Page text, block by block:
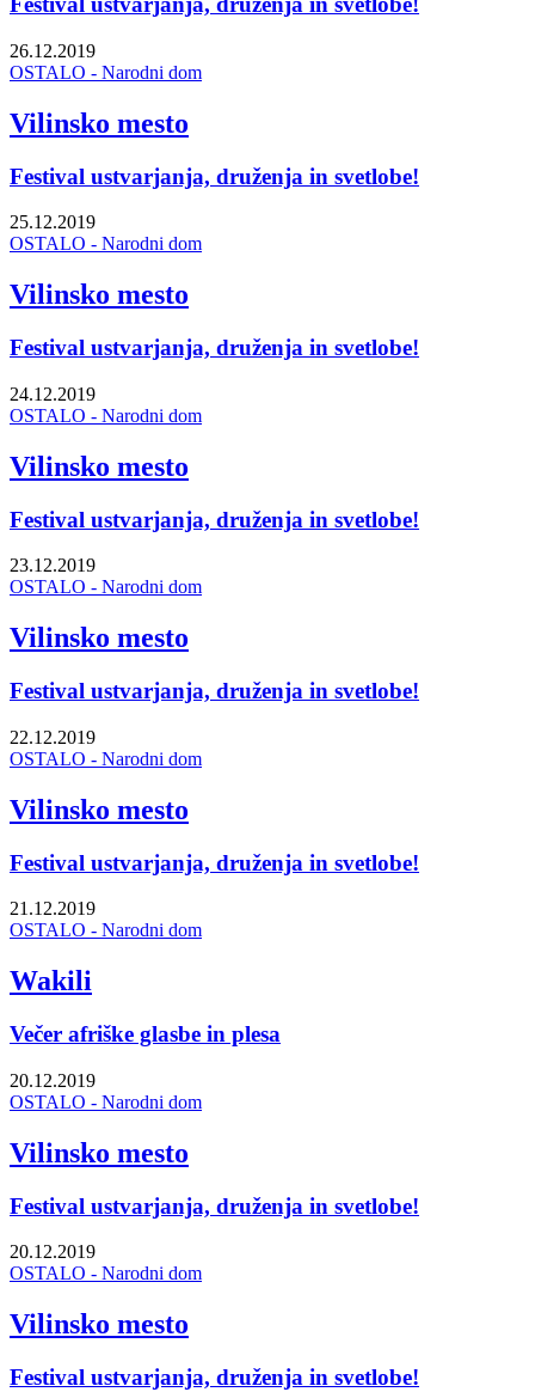
26.12.2019
OSTALO - Narodni dom
Vilinsko mesto
Festival ustvarjanja, druženja in svetlobe!
25.12.2019
OSTALO - Narodni dom
Vilinsko mesto
Festival ustvarjanja, druženja in svetlobe!
24.12.2019
OSTALO - Narodni dom
Vilinsko mesto
Festival ustvarjanja, druženja in svetlobe!
23.12.2019
OSTALO - Narodni dom
Vilinsko mesto
Festival ustvarjanja, druženja in svetlobe!
22.12.2019
OSTALO - Narodni dom
Vilinsko mesto
Festival ustvarjanja, druženja in svetlobe!
21.12.2019
OSTALO - Narodni dom
Wakili
Večer afriške glasbe in plesa
20.12.2019
OSTALO - Narodni dom
Vilinsko mesto
Festival ustvarjanja, druženja in svetlobe!
20.12.2019
OSTALO - Narodni dom
Vilinsko mesto
Festival ustvarjanja, druženja in svetlobe!